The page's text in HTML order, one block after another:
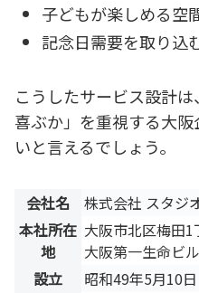
子どもが楽しめる空
記念日需要を取り込
こうしたサービス設計
喜ぶか」を重視する大
いと言えるでしょう。
会社名
株式会社 スタジ
本社所在
地
大阪市北区梅田
大阪第一生命ビ
設立
昭和49年5月10日